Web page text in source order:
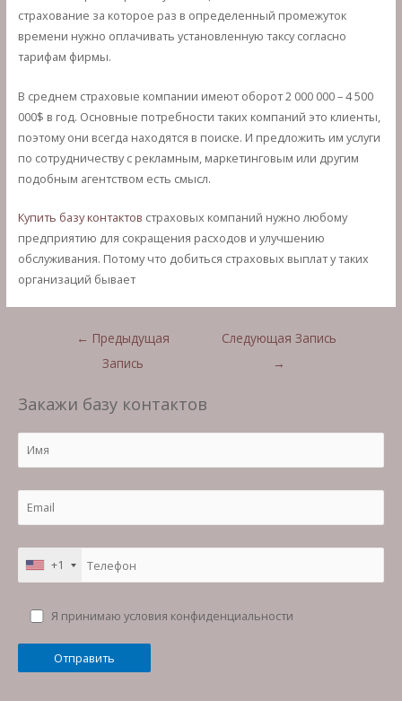
страхование за которое раз в определенный промежуток
времени нужно оплачивать установленную таксу согласно
тарифам фирмы.
В среднем страховые компании имеют оборот 2 000 000 – 4 500
000$ в год. Основные потребности таких компаний это клиенты,
поэтому они всегда находятся в поиске. И предложить им услуги
по сотрудничеству с рекламным, маркетинговым или другим
подобным агентством есть смысл.
Купить базу контактов страховых компаний нужно любому
предприятию для сокращения расходов и улучшению
обслуживания. Потому что добиться страховых выплат у таких
организаций бывает
Навигация
← Предыдущая
Запись
Следующая Запись
→
Закажи базу контактов
+1
Я принимаю условия конфиденциальности